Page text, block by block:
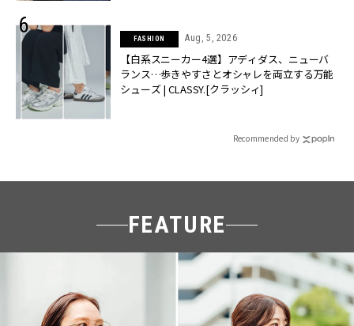
FASHION Aug, 5, 2026
【白系スニーカー4選】アディダス、ニューバ
ランス…歩きやすさとオシャレを両立する万能
シューズ | CLASSY.[クラッシィ]
Recommended by
FEATURE